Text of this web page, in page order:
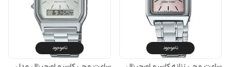
ناموجود ناموجود